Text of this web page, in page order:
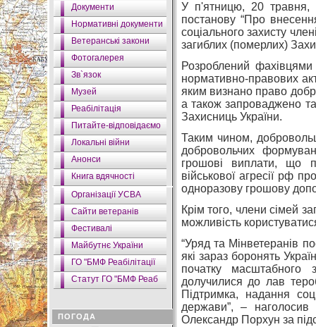
Документи
Нормативні документи
Ветеранські закони
Фотогалерея
Зв`язок
Музей
Реабілітація
Питайте-відповідаємо
Локальні війни
Анонси
Книга вдячності
Організації УСВА
Сайти ветеранів
Фестивалі
Майбутнє України
ГО "БМФ Реабілітації
Статут ГО "БМФ Реаб
ПОГОДА
У п'ятницю, 20 травня,
постанову “Про
соціального захисту
загиблих (померлих)
Розроблений
нормативно-правових
яким визнано право
а також запроваджено
Захисниць України.
Таким чином,
добровольчих
грошові виплати, що
військової агресії рф
одноразову грошову
Крім того, члени сімей
можливість
“Уряд та Мінветеранів
які зараз боронять
початку масштабного
долучилися до лав
Підтримка, надання
держави”, – наголосив
Олександр Порхун за